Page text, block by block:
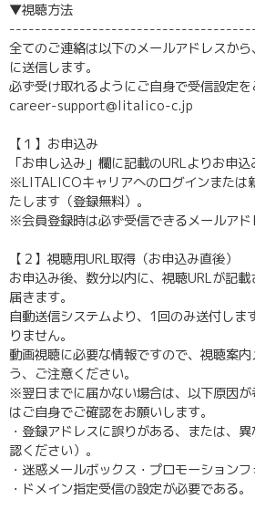
▼視聴方法
全てのご連絡は以下のメールアドレスか
に送信します。
必ず受け取れるようにご自身で受信設定を
career-support@litalico-c.jp
【１】お申込み
「お申し込み」欄に記載のURLよりお申込
※LITALICOキャリアへのログインまたは
たします（登録無料）。
※会員登録時は必ず受信できるメールアド
【２】視聴用URL取得（お申込み直後）
お申込み後、数分以内に、視聴URLが記
届きます。
自動送信システムより、1回のみ送付しま
りません。
動画視聴に必要な情報ですので、視聴案
う、ご注意ください。
※翌日までに届かない場合は、以下原因
はご自身でご確認をお願いします。
・登録アドレスに誤りがある、または、
認ください）。
・迷惑メールボックス・プロモーションフ
・ドメイン指定受信の設定が必要である。